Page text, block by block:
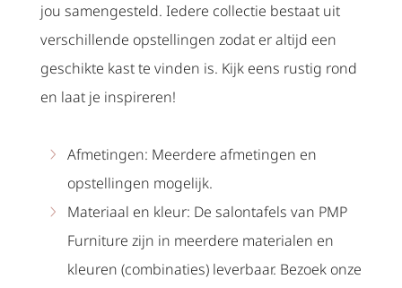
jou samengesteld. Iedere collectie bestaat uit
verschillende opstellingen zodat er altijd een
geschikte kast te vinden is. Kijk eens rustig rond
en laat je inspireren!
Afmetingen: Meerdere afmetingen en
opstellingen mogelijk.
Materiaal en kleur: De salontafels van PMP
Furniture zijn in meerdere materialen en
kleuren (combinaties) leverbaar. Bezoek onze